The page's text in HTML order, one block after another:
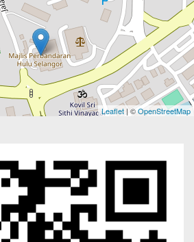
Leaflet | ©OpenStreetMap